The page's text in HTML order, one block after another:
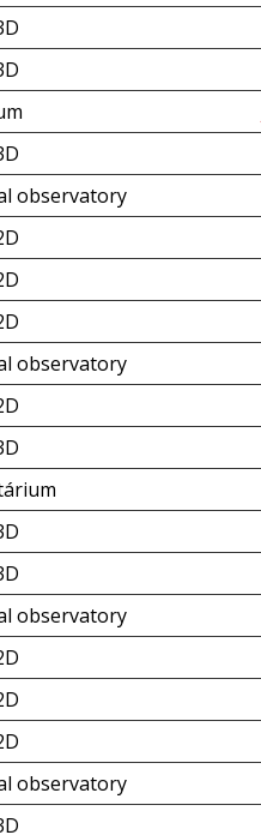
observatory
observatory
observatory
observatory